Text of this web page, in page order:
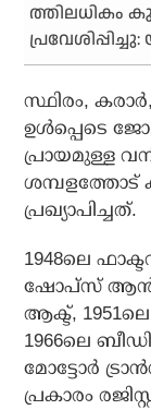
ത്തിലധികം
സ്ഥിരം,
ഉള്‍പ്പെടെ
പ്രായമുള്ള
ശമ്പളത്തോട്
പ്രഖ്യാപിച്ചത്.
1948ലെ
ഷോപ്സ് ആന്‍ഡ്
ആക്ട്,
1966ലെ
മോട്ടോര്‍
പ്രകാരം